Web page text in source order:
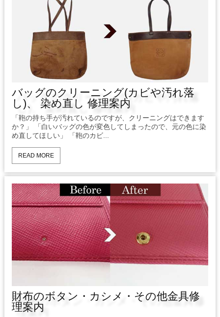
バッグのクリーニング(カビや汚れ落
し)、 染め直し 修理案内
「鞄の持ち手が汚れているのですが、クリーニングはできます
か？」 「白いバッグの色が変色してしまったので、元の色に染
め直してほしい」 「鞄のカビ...
READ MORE
財布のボタン・カシメ・その他金具修
理案内